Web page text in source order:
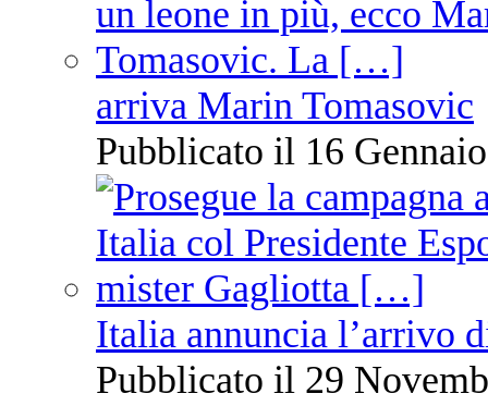
arriva Marin Tomasovic
Pubblicato il 16
Italia annuncia l’arrivo
Pubblicato il 29